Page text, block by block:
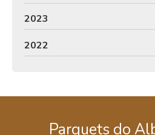
2023
2022
Parquets do